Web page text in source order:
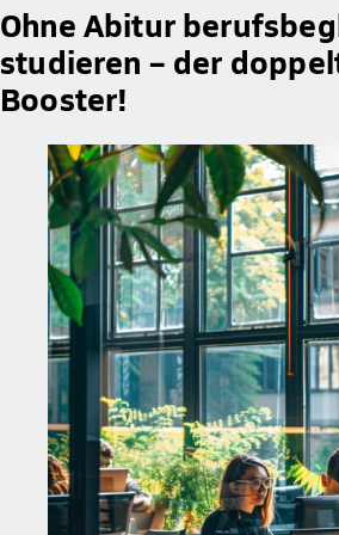
Ohne Abitur
studieren – der
Booster!